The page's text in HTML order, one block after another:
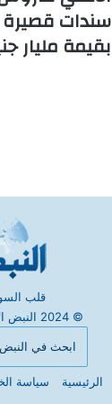
سندات قصيرة
بقيمة مليار
قلب
© 2024 النبض الاقتصادي
الرئيسية سياسة